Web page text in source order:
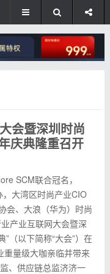
会暨深圳时尚
庆典隆重召开
SCM联合冠名，
大湾区时尚产业CIO
会、大浪（华为）时尚
产业互联网大会暨深
（以下简称“大会”）在
重量级大咖亲临并带来
、供应链总监济济一